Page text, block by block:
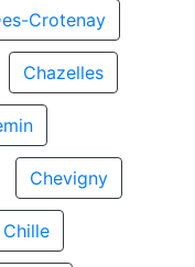
Crotenay
Chazelles
Chevigny
Chille